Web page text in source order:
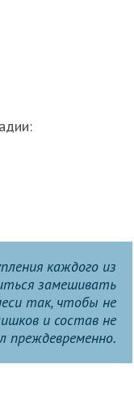
каждого из
замешивать
так, чтобы не
и состав не
преждевременно.